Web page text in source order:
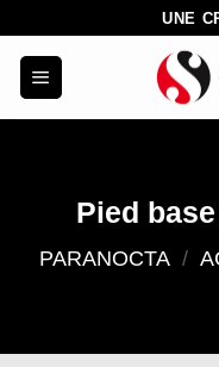
contenu
UNE
Pied
PARANOCTA /